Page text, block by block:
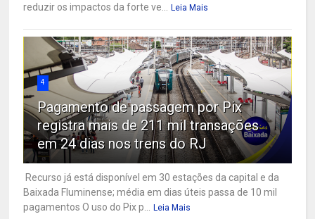
reduzir os impactos da forte ve...
Leia Mais
4
Pagamento de passagem por Pix
registra mais de 211 mil transações
em 24 dias nos trens do RJ
Recurso já está disponível em 30 estações da capital e da
Baixada Fluminense; média em dias úteis passa de 10 mil
pagamentos O uso do Pix p...
Leia Mais